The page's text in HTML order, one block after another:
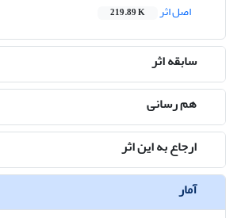
اصل اثر
219.89 K
سابقه اثر
هم رسانی
ارجاع به این اثر
آمار